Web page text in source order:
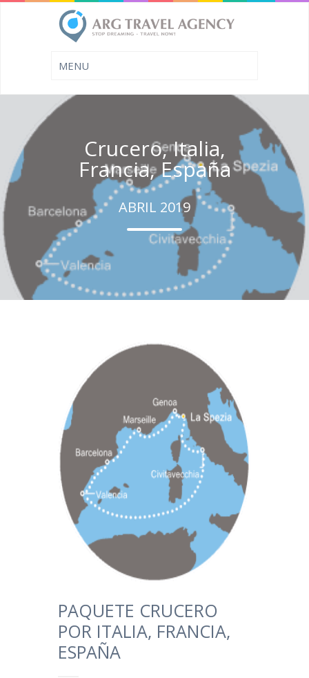
Crucero, Italia,
Francia, España
ABRIL 2019
PAQUETE CRUCERO
POR ITALIA, FRANCIA,
ESPAÑA